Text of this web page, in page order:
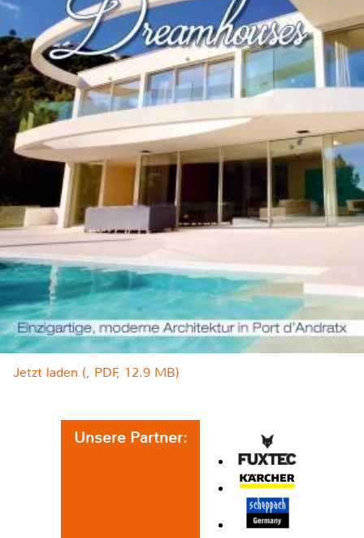
Jetzt laden (, PDF, 12.9 MB)
Unsere Partner: